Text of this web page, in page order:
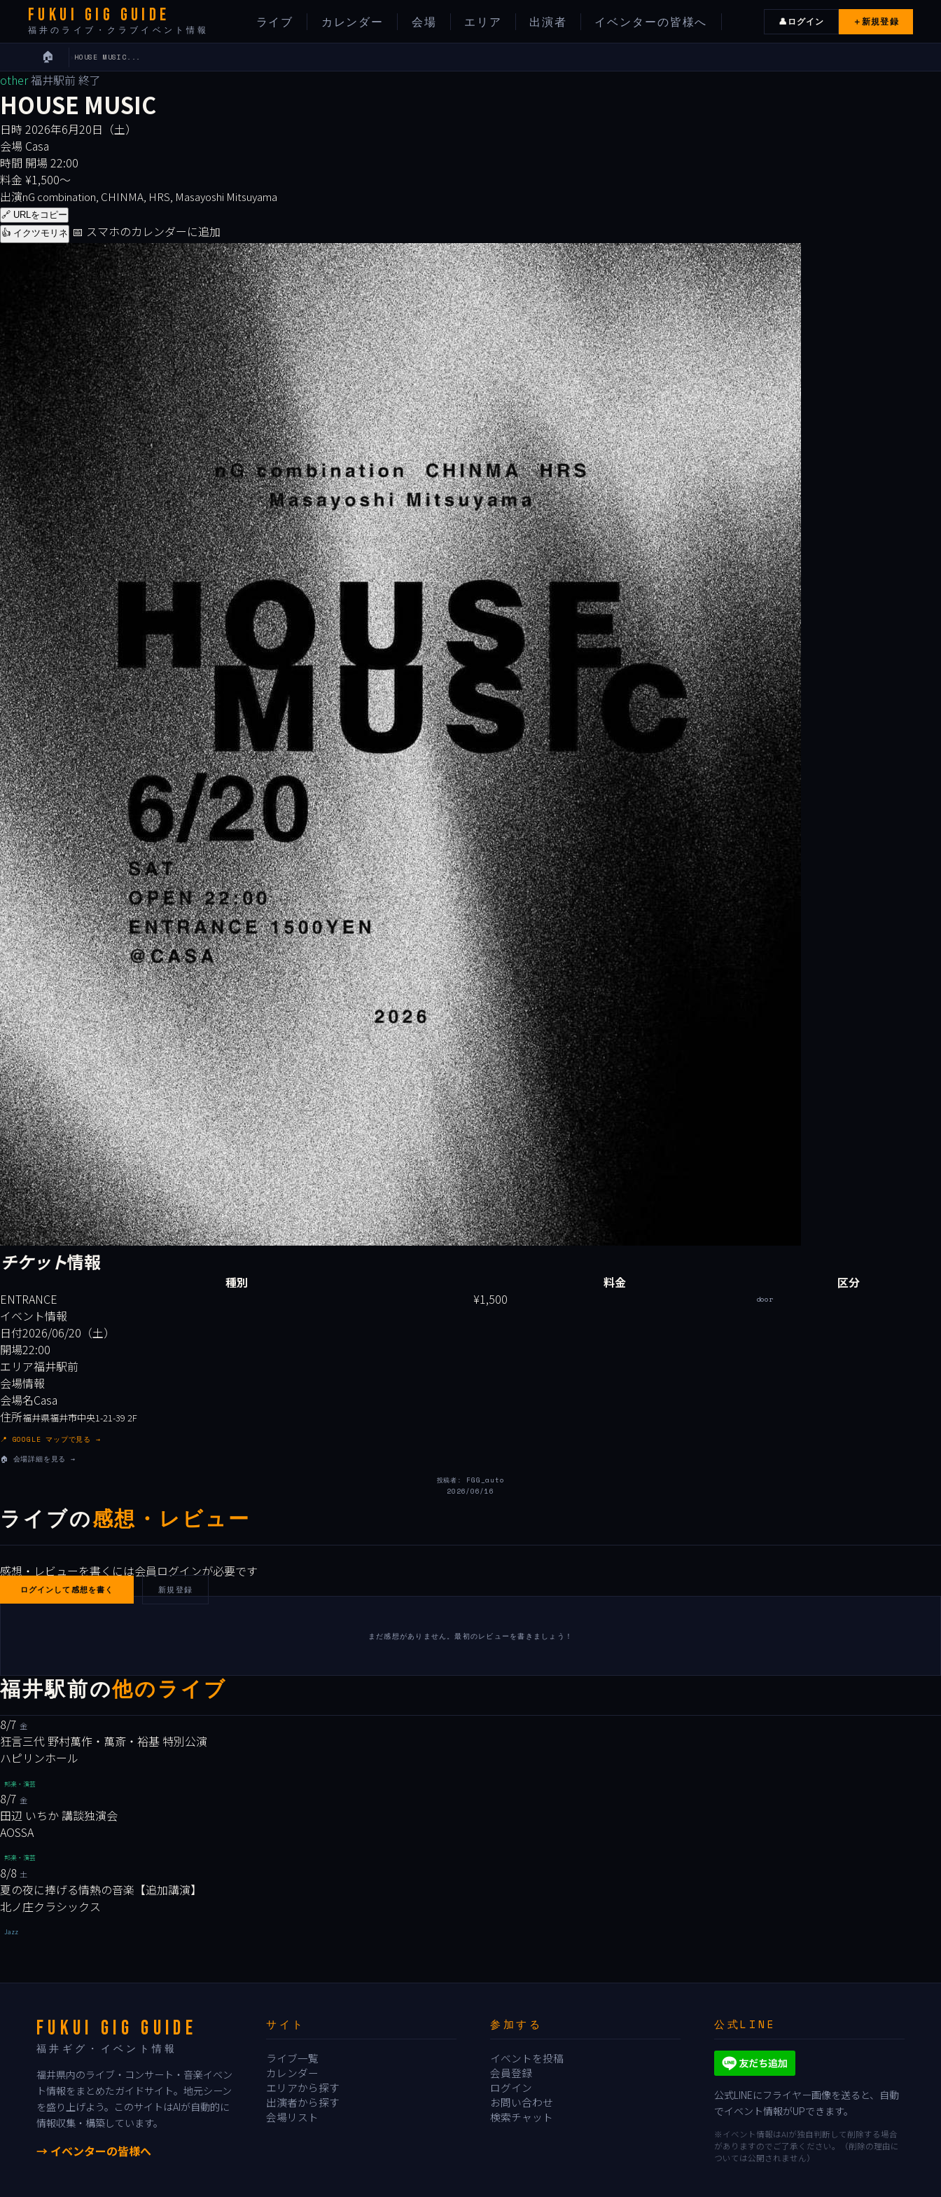
FUKUI GIG GUIDE
福井のライブ・クラブイベント情報 ライブ カレンダー 会場 エリア 出演者 イベンターの皆様へ 👤 ログイン ＋新規登録
🏠 HOUSE MUSIC...
other福井駅前 終了
HOUSE MUSIC
日時 2026年6月20日（土）
会場 Casa
時間 開場 22:00
料金 ¥1,500〜
出演nG combination, CHINMA, HRS, Masayoshi Mitsuyama
🔗 URLをコピー
👍 イクツモリネ 📅 スマホのカレンダーに追加
チケット情報
種別 料金
区分
ENTRANCE
¥1,500 door
イベント情報
日付2026/06/20（土）
開場22:00
エリア福井駅前
会場情報
会場名Casa
住所福井県福井市中央1-21-39 2F
📍 GOOGLE マップで見る →
🏠 会場詳細を見る →
投稿者: FGG_auto
2026/06/16
ライブの感想・レビュー
感想・レビューを書くには会員ログインが必要です
ログインして感想を書く 新規登録
まだ感想がありません。最初のレビューを書きましょう！
福井駅前の他のライブ
8/7 金
狂言三代 野村萬作・萬斎・裕基 特別公演
ハピリンホール
邦楽・演芸
8/7 金
田辺 いちか 講談独演会
AOSSA
邦楽・演芸
8/8 土
夏の夜に捧げる情熱の音楽【追加講演】
北ノ庄クラシックス
Jazz
FUKUI GIG GUIDE
福井ギグ・イベント情報
福井県内のライブ・コンサート・音楽イベン
ト情報をまとめたガイドサイト。地元シーン
を盛り上げよう。このサイトはAIが自動的に
情報収集・構築しています。
→ イベンターの皆様へ
サイト
ライブ一覧
カレンダー
エリアから探す
出演者から探す
会場リスト
参加する
イベントを投稿
会員登録
ログイン
お問い合わせ
検索チャット
公式LINE
公式LINEにフライヤー画像を送ると、自動
でイベント情報がUPできます。
※イベント情報はAIが独自判断して削除する場合
がありますのでご了承ください。（削除の理由に
ついては公開されません）